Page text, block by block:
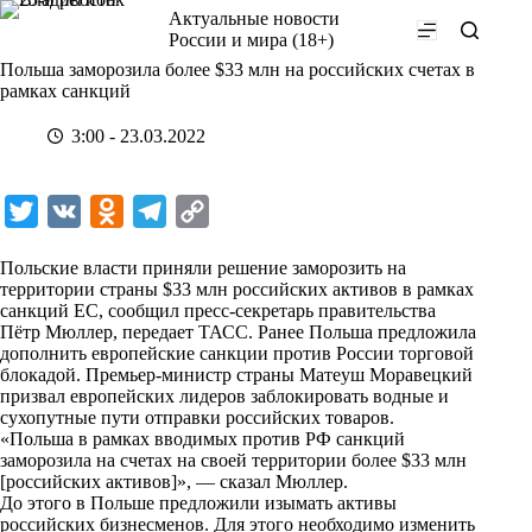
Перейти
Актуальные новости
России и мира (18+)
Польша заморозила более $33 млн на российских счетах в
рамках санкций
3:00 - 23.03.2022
i
t
t
e
r
n
o
k
l
a
s
s
n
l
e
g
r
a
m
p
y
L
i
n
k
Польские власти приняли решение заморозить на
территории страны $33 млн российских активов в рамках
санкций ЕС, сообщил пресс-секретарь правительства
Пётр Мюллер, передает ТАСС. Ранее Польша предложила
дополнить европейские санкции против России торговой
блокадой. Премьер-министр страны Матеуш Моравецкий
призвал европейских лидеров заблокировать водные и
сухопутные пути отправки российских товаров.
«Польша в рамках вводимых против РФ санкций
заморозила на счетах на своей территории более $33 млн
[российских активов]», — сказал Мюллер.
До этого в Польше предложили изымать активы
российских бизнесменов. Для этого необходимо изменить